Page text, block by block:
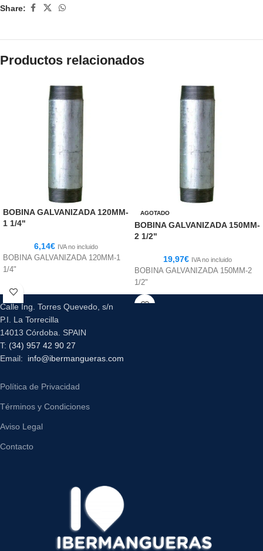
Share:
Productos relacionados
BOBINA GALVANIZADA 120MM-
1 1/4"
6,14€ IVA no incluido
BOBINA GALVANIZADA 120MM-1
1/4"
AGOTADO
BOBINA GALVANIZADA 150MM-
2 1/2"
19,97€ IVA no incluido
BOBINA GALVANIZADA 150MM-2
1/2"
Calle Ing. Torres Quevedo, s/n
P.I. La Torrecilla
14013 Córdoba. SPAIN
T: (34) 957 42 90 27
Email: info@ibermangueras.com
Política de Privacidad
Términos y Condiciones
Aviso Legal
Contacto